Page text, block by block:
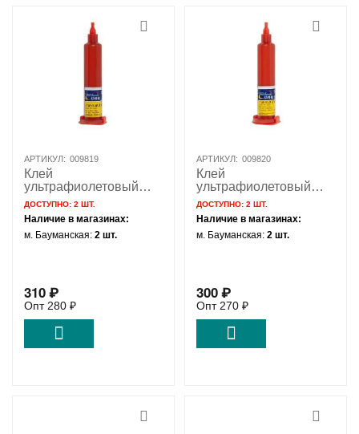
АРТИКУЛ: 009819
Клей
ультрафиолетовый
для сборки сенсорных
модулей Mechanic TP-
1000 10г
ДОСТУПНО:2 ШТ.
Наличие в магазинах:
м. Бауманская:2 шт.
310₽
Опт 280 ₽
АРТИКУЛ: 009820
Клей
ультрафиолетовый
для сборки сенсорных
модулей Mechanic TP-
2500 10г
ДОСТУПНО:2 ШТ.
Наличие в магазинах:
м. Бауманская:2 шт.
300₽
Опт 270 ₽